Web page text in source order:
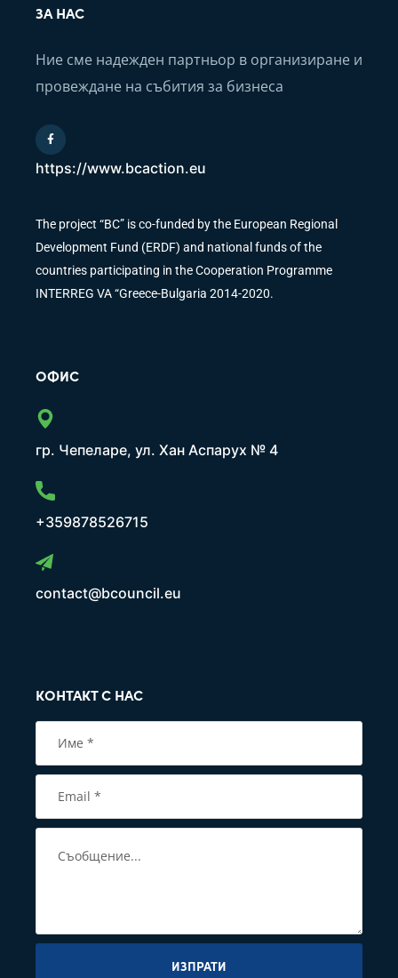
ЗА НАС
Ние сме надежден партньор в организиране и
провеждане на събития за бизнеса
https://www.bcaction.eu
The project “BC” is co-funded by the European Regional
Development Fund (ERDF) and national funds of the
countries participating in the Cooperation Programme
INTERREG VA “Greece-Bulgaria 2014-2020.
ОФИС
гр. Чепеларе, ул. Хан Аспарух № 4
+359878526715
contact@bcouncil.eu
КОНТАКТ С НАС
ИЗПРАТИ